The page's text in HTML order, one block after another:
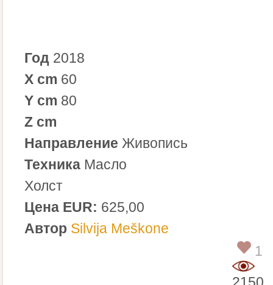
Год 2018
X cm 60
Y cm 80
Z cm
Направление Живопись
Техника Масло
Холст
Цена EUR: 625,00
Автор Silvija Meškone
1